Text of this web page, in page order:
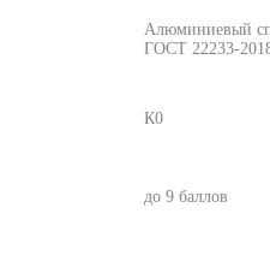
Алюминиевый
ГОСТ 22233-
К0
до 9 баллов